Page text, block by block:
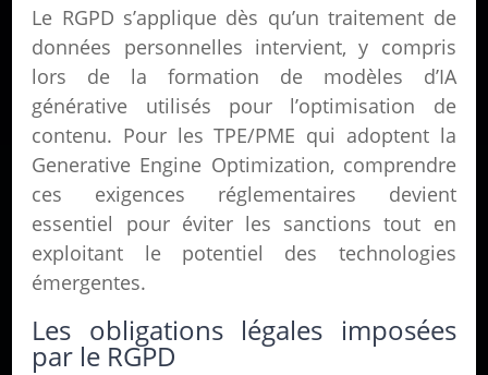
Le RGPD s’applique dès qu’un traitement de
données personnelles intervient, y compris
lors de la formation de modèles d’IA
générative utilisés pour l’optimisation de
contenu. Pour les TPE/PME qui adoptent la
Generative Engine Optimization, comprendre
ces exigences réglementaires devient
essentiel pour éviter les sanctions tout en
exploitant le potentiel des technologies
émergentes.
Les obligations légales imposées
par le RGPD